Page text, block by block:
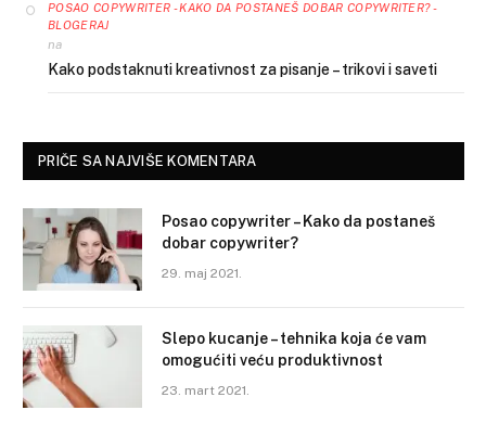
POSAO COPYWRITER - KAKO DA POSTANEŠ DOBAR COPYWRITER? -
BLOGERAJ
na
Kako podstaknuti kreativnost za pisanje – trikovi i saveti
PRIČE SA NAJVIŠE KOMENTARA
Posao copywriter – Kako da postaneš
dobar copywriter?
29. maj 2021.
Slepo kucanje – tehnika koja će vam
omogućiti veću produktivnost
23. mart 2021.